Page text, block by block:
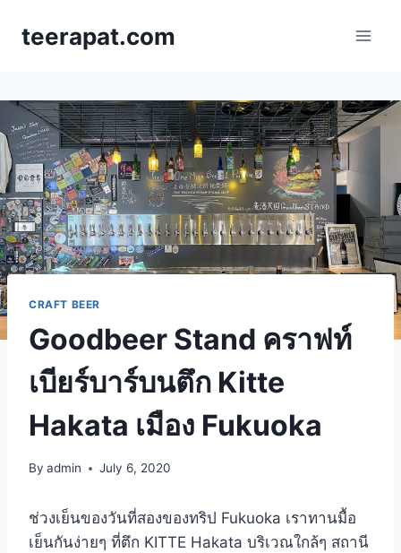
teerapat.com
CRAFT BEER
Goodbeer Stand คราฟท์
เบียร์บาร์บนตึก Kitte
Hakata เมือง Fukuoka
By admin July 6, 2020
ช่วงเย็นของวันที่สองของทริป Fukuoka เราทานมื้อ
เย็นกันง่ายๆ ที่ตึก KITTE Hakata บริเวณใกล้ๆ สถานี